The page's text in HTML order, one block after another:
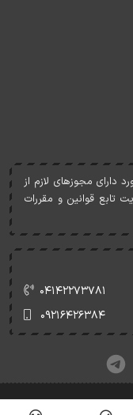
دارای مجوزهای لازم از
تابع قوانين و مقررات
۰۴۱۴۲۲۷۳۷۸۱
۰۹۲۱۶۴۲۶۳۸۴
می‌باشد.